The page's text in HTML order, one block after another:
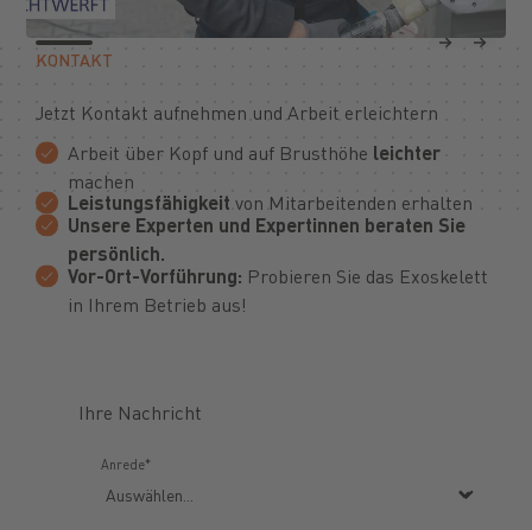
KONTAKT
Jetzt Kontakt aufnehmen und Arbeit erleichtern
Arbeit über Kopf und auf Brusthöhe leichter
machen
Leistungsfähigkeit von Mitarbeitenden erhalten
Unsere Experten und Expertinnen beraten Sie
persönlich.
Vor-Ort-Vorführung: Probieren Sie das Exoskelett
in Ihrem Betrieb aus!
Ihre Nachricht
Anrede*